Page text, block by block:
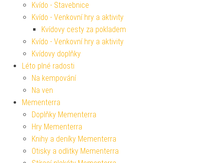
Kvído - Stavebnice
Kvído - Venkovní hry a aktivity
Kvídovy cesty za pokladem
Kvído - Venkovní hry a aktivity
Kvídovy doplňky
Léto plné radosti
Na kempování
Na ven
Mementerra
Doplňky Mementerra
Hry Mementerra
Knihy a deníky Mementerra
Otisky a odlitky Mementerra